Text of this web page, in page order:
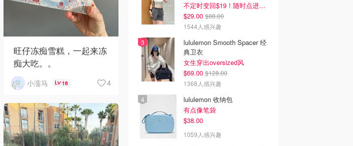
旺仔冻痴雪糕，一起来冻
痴大吃。。
小濡马 16 4
不定时变回$19！随时点进来看
$29.00 $88.00
1544人感兴趣
lululemon Smooth Spacer 经
典卫衣
女生穿出oversized风
$69.00 $128.00
1368人感兴趣
lululemon 收纳包
有点像笔袋
$38.00
1059人感兴趣